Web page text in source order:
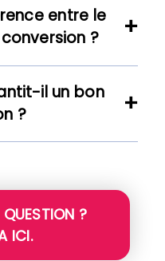
entre le
?
il un bon
?
?
ICI.